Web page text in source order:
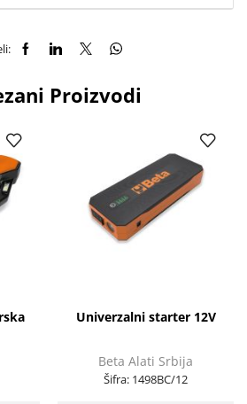
Proizvodi
Univerzalni starter 12V
Beta Alati Srbija
Šifra: 1498BC/12